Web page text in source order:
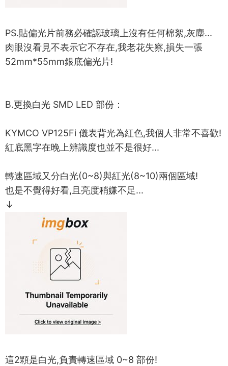
PS.貼偏光片前務必確認玻璃上沒有任何棉絮,灰塵...
肉眼沒看見不表示它不存在,我老花失察,損失一張
52mm*55mm銀底偏光片!
B.更換白光 SMD LED 部份：
KYMCO VP125Fi 儀表背光為紅色,我個人非常不喜歡!
紅底黑字在晚上辨識度也並不是很好...
轉速區域又分白光(0~8)與紅光(8~10)兩個區域!
也是不覺得好看,且亮度稍嫌不足...
↓
這2顆是白光,負責轉速區域 0~8 部份!